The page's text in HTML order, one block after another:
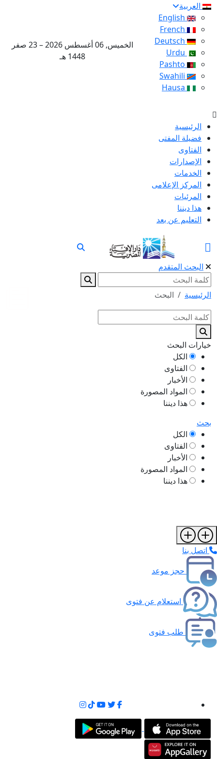
العربية
الخميس, 06 أغسطس 2026 – 23 صفر
1448 هـ
الرئيسية
فضيلة المفتى
الفتاوى
الإصدارات
الخدمات
المركز الإعلامى
المرئيات
هذا ديننا
التعليم عن بعد
البحث المتقدم
الرئيسية البحث
خيارات البحث
الكل
الفتاوى
الأخبار
المواد المصورة
هذا ديننا
بحث
الكل
الفتاوى
الأخبار
المواد المصورة
هذا ديننا
اتصل بنا
حجز موعد
استعلام عن فتوى
طلب فتوى